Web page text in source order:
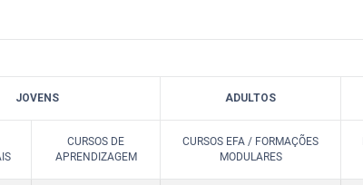
JOVENS ADULTOS
CURSOS DE
APRENDIZAGEM
CURSOS EFA / FORMAÇÕES
MODULARES